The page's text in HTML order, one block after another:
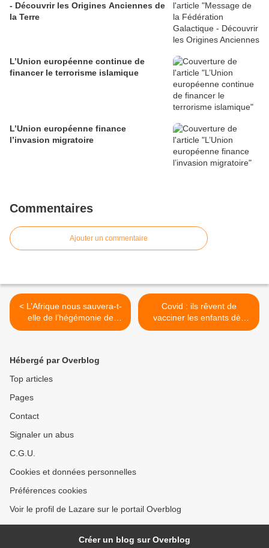
- Découvrir les Origines Anciennes de
la Terre
L’Union européenne continue de
financer le terrorisme islamique
L’Union européenne finance
l’invasion migratoire
Commentaires
Ajouter un commentaire
< L’Afrique nous sauvera-t-
elle de l’hégémonie de
l’OMS ?
Covid : ils rêvent de
vacciner les enfants dès
l’âge de 6 mois >
Hébergé par Overblog
Top articles
Pages
Contact
Signaler un abus
C.G.U.
Cookies et données personnelles
Préférences cookies
Voir le profil de Lazare sur le portail Overblog
Créer un blog sur Overblog